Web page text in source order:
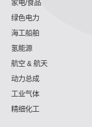
家电/食品
绿色电力
海工船舶
氢能源
航空 & 航天
动力总成
工业气体
精细化工